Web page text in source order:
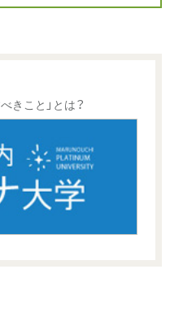
きこと」とは？